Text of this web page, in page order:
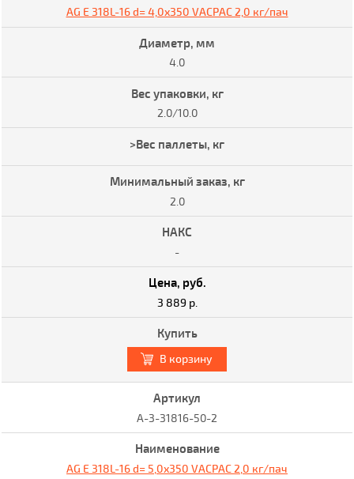
AG E 318L-16 d= 4,0x350 VACPAC 2,0 кг/пач
4.0
2.0/10.0
2.0
-
3 889 р.
В корзину
A-3-31816-50-2
AG E 318L-16 d= 5,0x350 VACPAC 2,0 кг/пач